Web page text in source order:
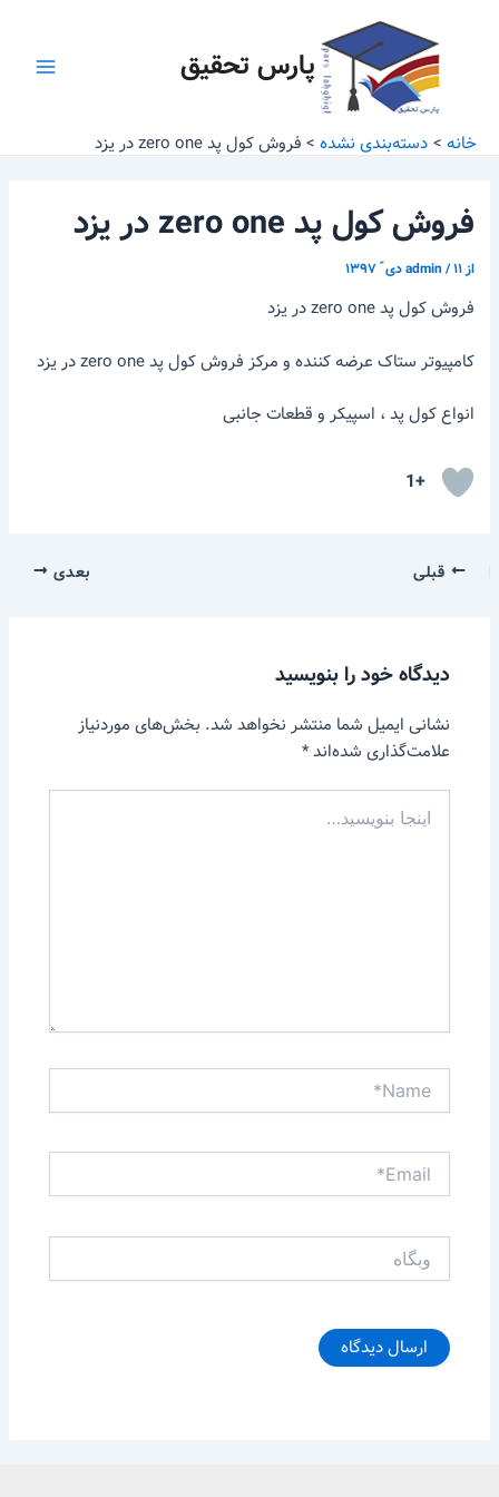
پارس تحقیق
خانه دسته‌بندی نشده فروش کول پد zero one در یزد
فروش کول پد zero one در یزد
از admin/۱۱ دی ّ ۱۳۹۷
فروش کول پد zero one در یزد
کامپیوتر ستاک عرضه کننده و مرکز فروش کول پد zero one در یزد
انواع کول پد ، اسپیکر و قطعات جانبی
+1
قبلی بعدی
دیدگاه‌ خود را بنویسید
نشانی ایمیل شما منتشر نخواهد شد. بخش‌های موردنیاز
علامت‌گذاری شده‌اند*
بنویسید…
Email*